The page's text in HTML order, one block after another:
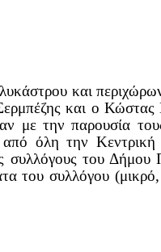
και
και ο Κώστας
με την παρουσία
από όλη την
συλλόγους του
του συλλόγου